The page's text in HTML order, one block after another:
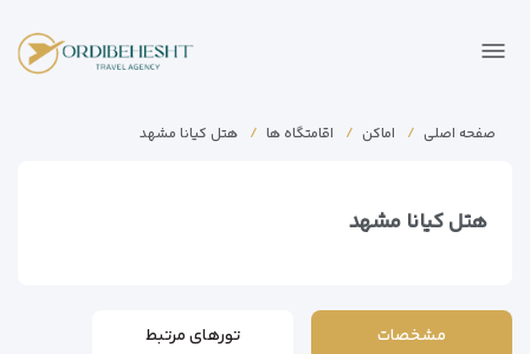
صفحه اصلی اماکن اقامتگاه ها هتل کیانا مشهد
هتل کیانا مشهد
مشخصات تورهای مرتبط